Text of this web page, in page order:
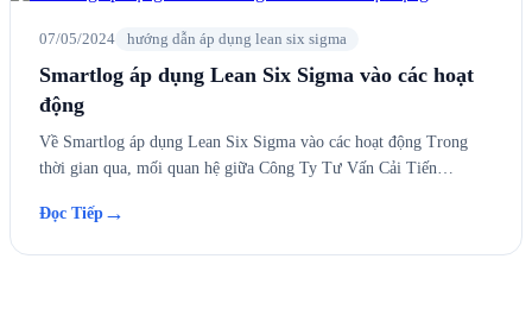
07/05/2024 hướng dẫn áp dụng lean six sigma
Smartlog áp dụng Lean Six Sigma vào các hoạt
động
Về Smartlog áp dụng Lean Six Sigma vào các hoạt động Trong
thời gian qua, mối quan hệ giữa Công Ty Tư Vấn Cải Tiến…
Đọc Tiếp →